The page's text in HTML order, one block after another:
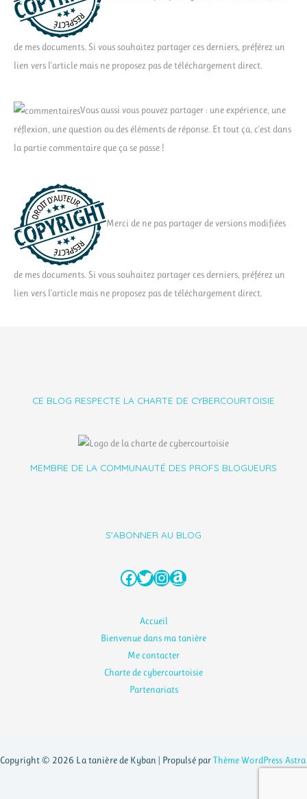
de mes documents. Si vous souhaitez partager ces derniers, préférez un
lien vers l'article mais ne proposez pas de téléchargement direct.
Vous aussi vous pouvez partager : une expérience, une
réflexion, une question ou des éléments de réponse. Et tout ça, c'est dans
la partie commentaire que ça se passe !
Merci de ne pas partager de versions modifiées
de mes documents. Si vous souhaitez partager ces derniers, préférez un
lien vers l'article mais ne proposez pas de téléchargement direct.
CE BLOG RESPECTE LA CHARTE DE CYBERCOURTOISIE
MEMBRE DE LA COMMUNAUTÉ DES PROFS BLOGUEURS
S'ABONNER AU BLOG
Facebook
Twitter
Instagram
Amazon
Accueil
Bienvenue dans ma tanière
Me contacter
Charte de cybercourtoisie
Partenariats
Copyright © 2026 La tanière de Kyban | Propulsé parThème WordPress Astra